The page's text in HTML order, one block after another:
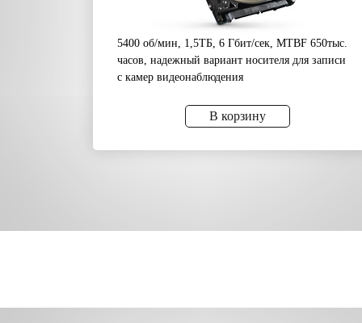
5400 об/мин, 1,5ТБ, 6 Гбит/сек, MTBF 650тыс.
часов, надежный вариант носителя для записи
с камер видеонаблюдения
В корзину